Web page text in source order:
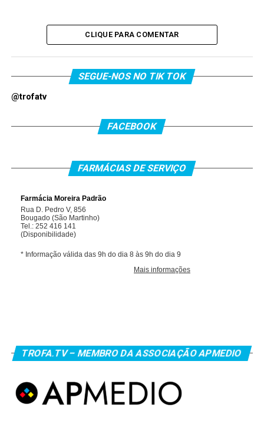
CLIQUE PARA COMENTAR
SEGUE-NOS NO TIK TOK
@trofatv
FACEBOOK
FARMÁCIAS DE SERVIÇO
TROFA.TV – MEMBRO DA ASSOCIAÇÃO APMEDIO